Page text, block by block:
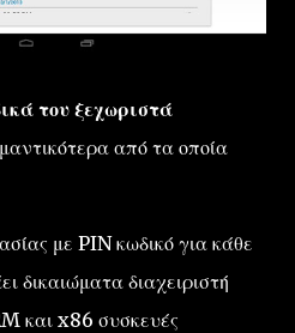
του ξεχωριστά
από τα οποία
με PIN κωδικό για κάθε
δικαιώματα διαχειριστή
και x86 συσκευές